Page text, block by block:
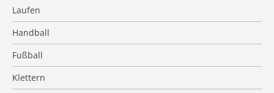
Laufen
Handball
Fußball
Klettern